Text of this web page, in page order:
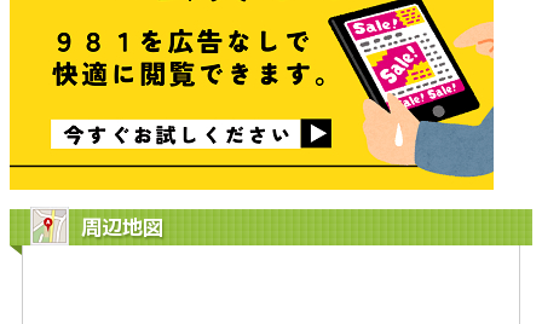
周辺地図